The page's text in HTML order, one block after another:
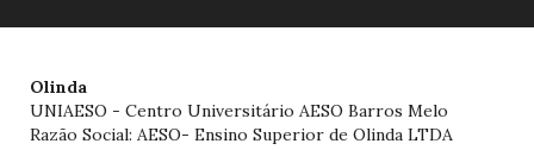
Olinda
UNIAESO - Centro Universitário AESO Barros Melo
Razão Social: AESO- Ensino Superior de Olinda LTDA